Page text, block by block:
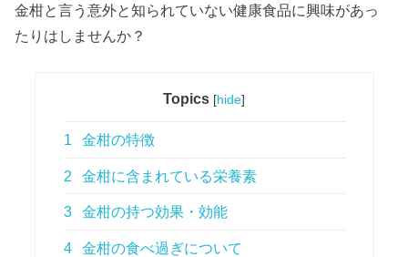
金柑と言う意外と知られていない健康食品に興味があっ
たりはしませんか？
Topics [hide]
1 金柑の特徴
2 金柑に含まれている栄養素
3 金柑の持つ効果・効能
4 金柑の食べ過ぎについて